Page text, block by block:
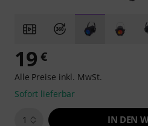
19 €
Alle Preise inkl. MwSt.
Sofort lieferbar
1 IN DEN